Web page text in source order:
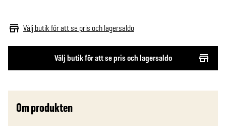
Välj butik för att se pris och lagersaldo
Välj butik för att se pris och lagersaldo
Om produkten